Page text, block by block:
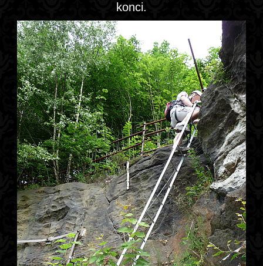
konci.